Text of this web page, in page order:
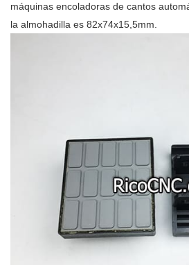
máquinas encoladoras de cantos
la almohadilla es 82x74x15,5mm.